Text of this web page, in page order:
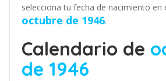
selecciona tu fecha de nacimiento en
octubre de 1946.
Calendario de
de 1946